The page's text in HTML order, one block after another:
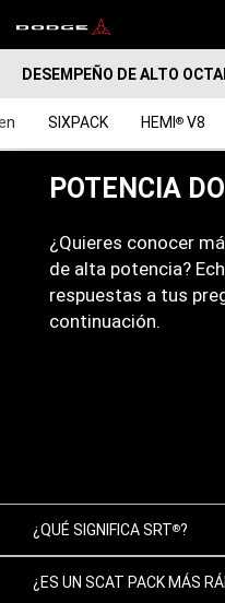
DESEMPEÑO DE ALTO
SIXPACK HEMI ® V8
POTENCIA
¿Quieres conocer
de alta potencia?
respuestas a tus
continuación.
¿QUÉ SIGNIFICA SRT®?
¿ES UN SCAT PACK MÁS